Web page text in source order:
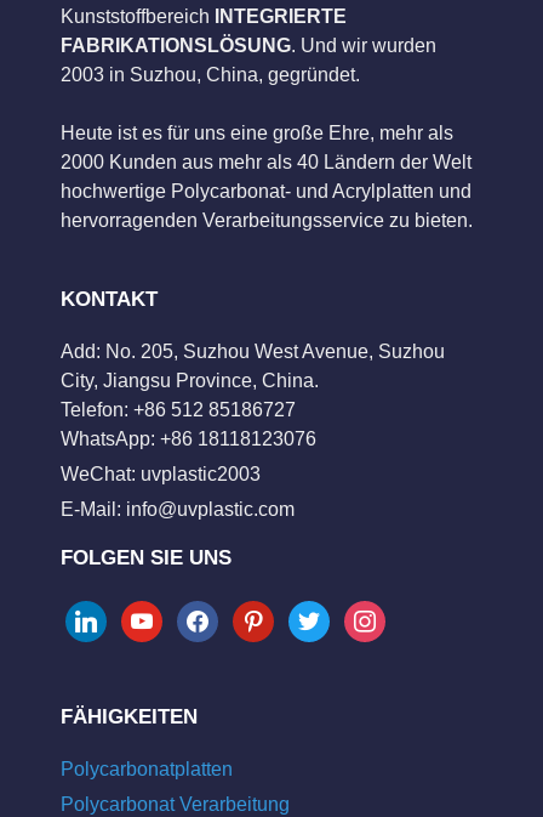
Kunststoffbereich
INTEGRIERTE
FABRIKATIONSLÖSUNG. Und wir wurden
2003 in Suzhou, China, gegründet.
Heute ist es für uns eine große Ehre, mehr als
2000 Kunden aus mehr als 40 Ländern der Welt
hochwertige Polycarbonat- und Acrylplatten und
hervorragenden Verarbeitungsservice zu bieten.
KONTAKT
Add: No. 205, Suzhou West Avenue, Suzhou
City, Jiangsu Province, China.
Telefon: +86 512 85186727
WhatsApp: +86 18118123076
WeChat: uvplastic2003
E-Mail: info@uvplastic.com
FOLGEN SIE UNS
linkedinyoutubefacebookpinteresttwitter instagram
FÄHIGKEITEN
Polycarbonatplatten
Polycarbonat Verarbeitung